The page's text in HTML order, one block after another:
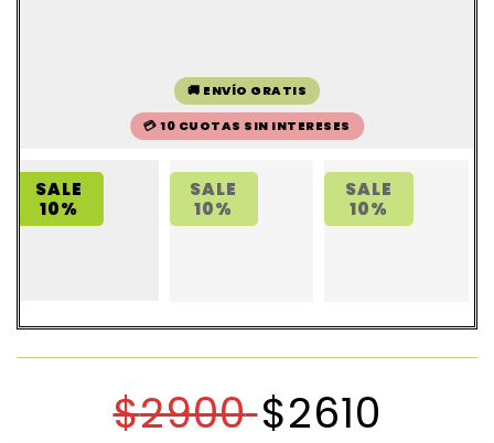
🚚 ENVÍO GRATIS
💳 10 CUOTAS SIN INTERESES
SALE
10%
SALE
10%
SALE
10%
$2900 $2610